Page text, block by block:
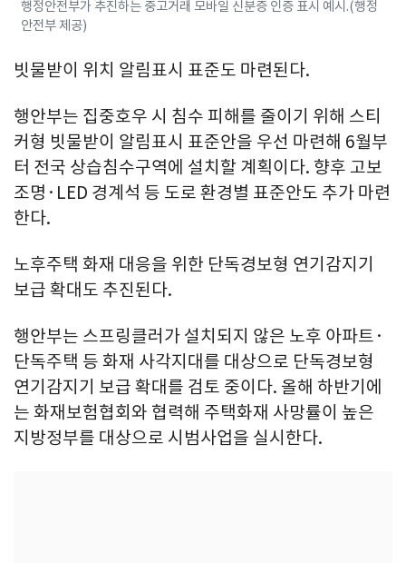
행정안전부가 추진하는 중고거래 모바일 신분증 인증 표시 예시.(행정
안전부 제공)
빗물받이 위치 알림표시 표준도 마련된다.
행안부는 집중호우 시 침수 피해를 줄이기 위해 스티
커형 빗물받이 알림표시 표준안을 우선 마련해 6월부
터 전국 상습침수구역에 설치할 계획이다. 향후 고보
조명·LED 경계석 등 도로 환경별 표준안도 추가 마련
한다.
노후주택 화재 대응을 위한 단독경보형 연기감지기
보급 확대도 추진된다.
행안부는 스프링클러가 설치되지 않은 노후 아파트·
단독주택 등 화재 사각지대를 대상으로 단독경보형
연기감지기 보급 확대를 검토 중이다. 올해 하반기에
는 화재보험협회와 협력해 주택화재 사망률이 높은
지방정부를 대상으로 시범사업을 실시한다.